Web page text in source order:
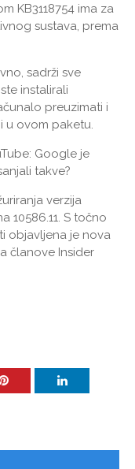
KB3118754 ima za
sustava, prema
sadrži sve
instalirali
preuzimati i
u ovom paketu.
Google je
takve?
verzija
10586.11. S točno
objavljena je nova
članove Insider